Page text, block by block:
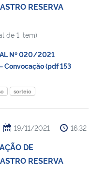
RESERVA
de 1 item)
Nº 020/2021
Convocação (pdf 153
sorteio
19/11/2021 16:32
DE
RESERVA